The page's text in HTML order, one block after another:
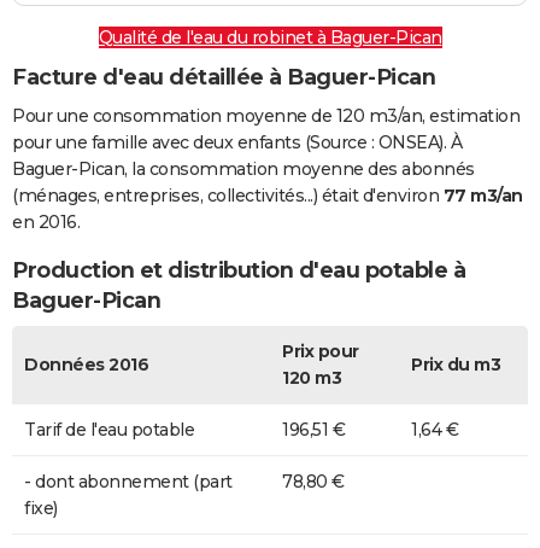
Qualité de l'eau du robinet à Baguer-Pican
Facture d'eau détaillée à Baguer-Pican
Pour une consommation moyenne de 120 m3/an, estimation
pour une famille avec deux enfants (Source : ONSEA). À
Baguer-Pican, la consommation moyenne des abonnés
(ménages, entreprises, collectivités...) était d'environ 77 m3/an
en 2016.
Production et distribution d'eau potable à
Baguer-Pican
Données 2016
Prix pour
120 m3
Prix du m3
Tarif de l'eau potable 196,51 € 1,64 €
- dont abonnement (part
fixe)
78,80 €